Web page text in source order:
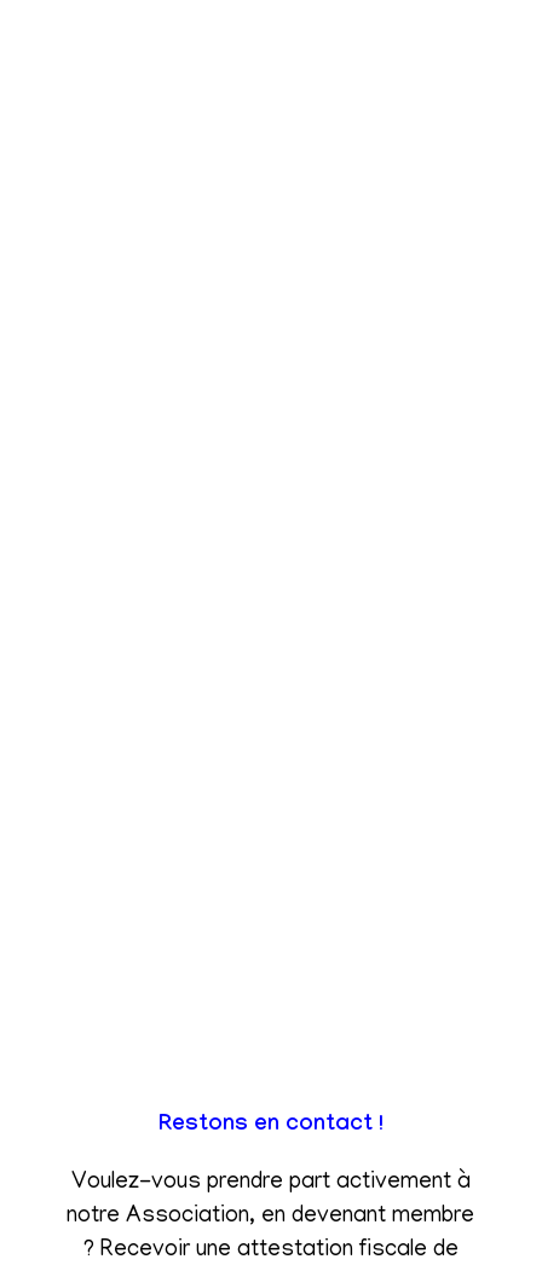
Restons en contact !
Voulez-vous prendre part activement à
notre Association, en devenant membre
? Recevoir une attestation fiscale de